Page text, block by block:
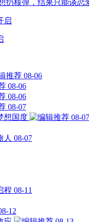
扔核弹，结果只能谈恋
08-06
08-06
08-06
08-07
想国度
08-07
人 08-07
程 08-11
12